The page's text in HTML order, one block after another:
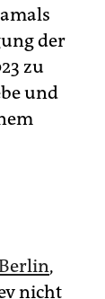
der
zu
und
,
nicht